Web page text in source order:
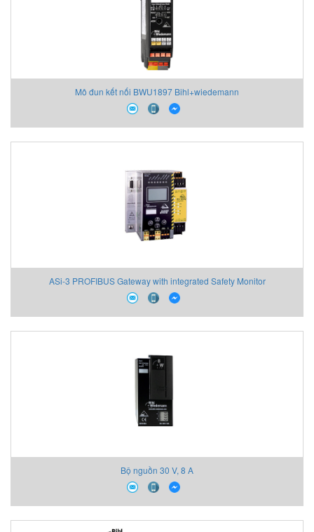
Mô đun kết nối BWU1897 Bihl+wiedemann
ASi-3 PROFIBUS Gateway with integrated Safety Monitor
Bộ nguồn 30 V, 8 A